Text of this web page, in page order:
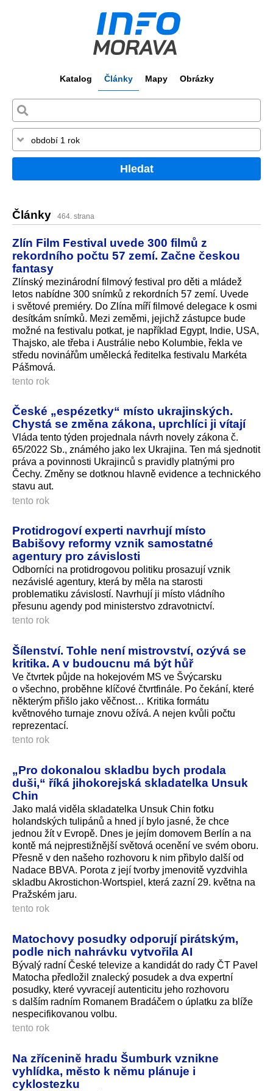
Katalog Články Mapy Obrázky
Hledat
Články 464. strana
Zlín Film Festival uvede 300 filmů z
rekordního počtu 57 zemí. Začne českou
fantasy
Zlínský mezinárodní filmový festival pro děti a mládež
letos nabídne 300 snímků z rekordních 57 zemí. Uvede
i světové premiéry. Do Zlína míří filmové delegace k osmi
desítkám snímků. Mezi zeměmi, jejichž zástupce bude
možné na festivalu potkat, je například Egypt, Indie, USA,
Thajsko, ale třeba i Austrálie nebo Kolumbie, řekla ve
středu novinářům umělecká ředitelka festivalu Markéta
Pášmová.
tento rok
České „espézetky“ místo ukrajinských.
Chystá se změna zákona, uprchlíci ji vítají
Vláda tento týden projednala návrh novely zákona č.
65/2022 Sb., známého jako lex Ukrajina. Ten má sjednotit
práva a povinnosti Ukrajinců s pravidly platnými pro
Čechy. Změny se dotknou hlavně evidence a technického
stavu aut.
tento rok
Protidrogoví experti navrhují místo
Babišovy reformy vznik samostatné
agentury pro závislosti
Odborníci na protidrogovou politiku prosazují vznik
nezávislé agentury, která by měla na starosti
problematiku závislostí. Navrhují ji místo vládního
přesunu agendy pod ministerstvo zdravotnictví.
tento rok
Šílenství. Tohle není mistrovství, ozývá se
kritika. A v budoucnu má být hůř
Ve čtvrtek půjde na hokejovém MS ve Švýcarsku
o všechno, proběhne klíčové čtvrtfinále. Po čekání, které
některým přišlo jako věčnost… Kritika formátu
květnového turnaje znovu ožívá. A nejen kvůli počtu
reprezentací.
tento rok
„Pro dokonalou skladbu bych prodala
duši,“ říká jihokorejská skladatelka Unsuk
Chin
Jako malá viděla skladatelka Unsuk Chin fotku
holandských tulipánů a hned jí bylo jasné, že chce
jednou žít v Evropě. Dnes je jejím domovem Berlín a na
kontě má nejprestižnější světová ocenění ve svém oboru.
Přesně v den našeho rozhovoru k nim přibylo další od
Nadace BBVA. Porota z její tvorby jmenovitě vyzdvihla
skladbu Akrostichon-Wortspiel, která zazní 29. května na
Pražském jaru.
tento rok
Matochovy posudky odporují pirátským,
podle nich nahrávku vytvořila AI
Bývalý radní České televize a kandidát do rady ČT Pavel
Matocha předložil znalecký posudek a dva expertní
posudky, které vyvracejí autenticitu jeho rozhovoru
s dalším radním Romanem Bradáčem o úplatku za blíže
nespecifikova­nou volbu.
tento rok
Na zřícenině hradu Šumburk vznikne
vyhlídka, město k němu plánuje i
cyklostezku